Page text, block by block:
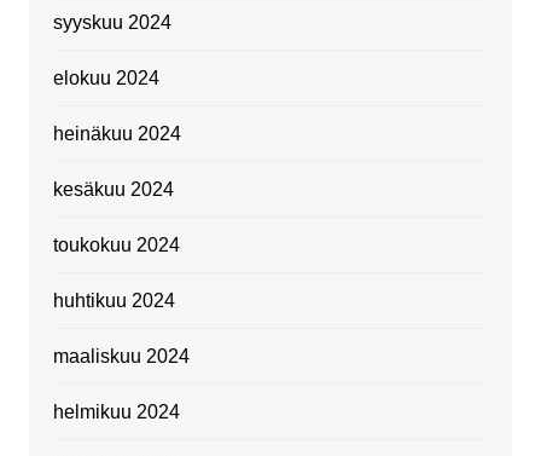
syyskuu 2024
elokuu 2024
heinäkuu 2024
kesäkuu 2024
toukokuu 2024
huhtikuu 2024
maaliskuu 2024
helmikuu 2024